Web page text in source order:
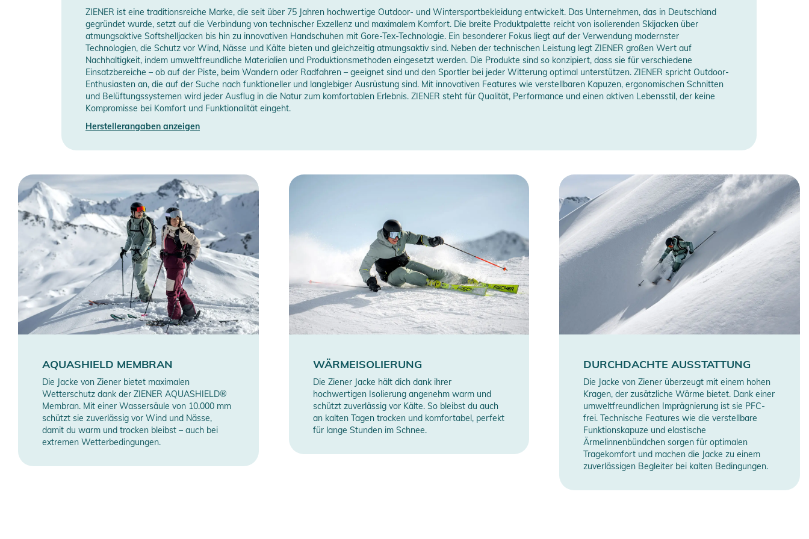
ZIENER ist eine traditionsreiche Marke, die seit über 75 Jahren hochwertige Outdoor- und Wintersportbekleidung entwickelt. Das Unternehmen, das in Deutschland
gegründet wurde, setzt auf die Verbindung von technischer Exzellenz und maximalem Komfort. Die breite Produktpalette reicht von isolierenden Skijacken über
atmungsaktive Softshelljacken bis hin zu innovativen Handschuhen mit Gore-Tex-Technologie. Ein besonderer Fokus liegt auf der Verwendung modernster
Technologien, die Schutz vor Wind, Nässe und Kälte bieten und gleichzeitig atmungsaktiv sind. Neben der technischen Leistung legt ZIENER großen Wert auf
Nachhaltigkeit, indem umweltfreundliche Materialien und Produktionsmethoden eingesetzt werden. Die Produkte sind so konzipiert, dass sie für verschiedene
Einsatzbereiche – ob auf der Piste, beim Wandern oder Radfahren – geeignet sind und den Sportler bei jeder Witterung optimal unterstützen. ZIENER spricht Outdoor-
Enthusiasten an, die auf der Suche nach funktioneller und langlebiger Ausrüstung sind. Mit innovativen Features wie verstellbaren Kapuzen, ergonomischen Schnitten
und Belüftungssystemen wird jeder Ausflug in die Natur zum komfortablen Erlebnis. ZIENER steht für Qualität, Performance und einen aktiven Lebensstil, der keine
Kompromisse bei Komfort und Funktionalität eingeht.
Herstellerangaben anzeigen
AQUASHIELD MEMBRAN
Die Jacke von Ziener bietet maximalen
Wetterschutz dank der ZIENER AQUASHIELD®
Membran. Mit einer Wassersäule von 10.000 mm
schützt sie zuverlässig vor Wind und Nässe,
damit du warm und trocken bleibst – auch bei
extremen Wetterbedingungen.
WÄRMEISOLIERUNG
Die Ziener Jacke hält dich dank ihrer
hochwertigen Isolierung angenehm warm und
schützt zuverlässig vor Kälte. So bleibst du auch
an kalten Tagen trocken und komfortabel, perfekt
für lange Stunden im Schnee.
DURCHDACHTE AUSSTATTUNG
Die Jacke von Ziener überzeugt mit einem hohen
Kragen, der zusätzliche Wärme bietet. Dank einer
umweltfreundlichen Imprägnierung ist sie PFC-
frei. Technische Features wie die verstellbare
Funktionskapuze und elastische
Ärmelinnenbündchen sorgen für optimalen
Tragekomfort und machen die Jacke zu einem
zuverlässigen Begleiter bei kalten Bedingungen.